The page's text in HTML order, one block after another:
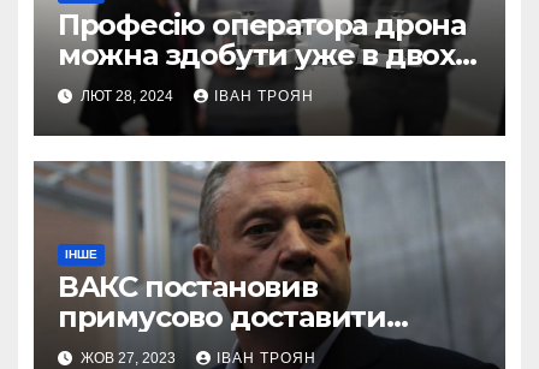
Професію оператора дрона
можна здобути уже в двох
профтехах Львівщини
ЛЮТ 28, 2024 ІВАН ТРОЯН
ІНШЕ
ВАКС постановив
примусово доставити
Дубневича до суду
ЖОВ 27, 2023 ІВАН ТРОЯН